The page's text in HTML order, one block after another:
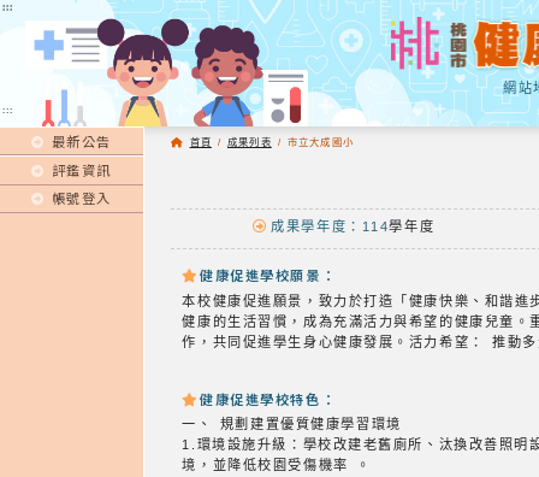
:::
網站
:::
最新公告
評鑑資訊
帳號登入
首頁 / 成果列表 / 市立大成國小
成果學年度：114學年度
健康促進學校願景：
本校健康促進願景，致力於打造「健康快樂、和諧
健康的生活習慣，成為充滿活力與希望的健康兒童
作，共同促進學生身心健康發展。活力希望： 推動
健康促進學校特色：
一、 規劃建置優質健康學習環境
1.環境設施升級：學校改建老舊廁所、汰換改善照明
境，並降低校園受傷機率 。
:::